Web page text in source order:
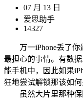
07 月 13 日
爱思助手
14327
万一iPhone丢了你
最担心的事情。有数
能手机中，因此如果
狂地尝试解锁那该如
虽然大片里那种保